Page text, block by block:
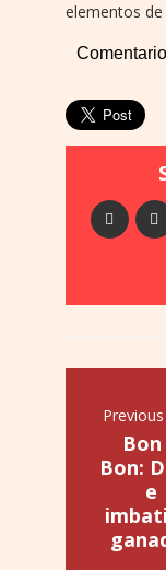
elementos
Bon:
e